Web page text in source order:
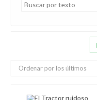
Ordenar por los últimos